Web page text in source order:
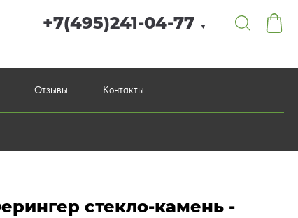
+7(495)241-04-77 ▼
Отзывы Контакты
стекло-камень -